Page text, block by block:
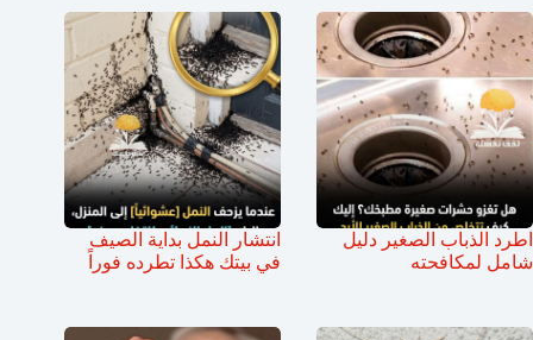
اطرد الذباب الصغير دليل
شامل لمكافحته
انتشار النمل بداية الصيف
في بيتك هكذا تطرده فوراً